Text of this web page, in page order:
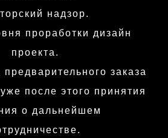
надзор.
проработки дизайн
проекта.
заказа
после этого принятия
о дальнейшем